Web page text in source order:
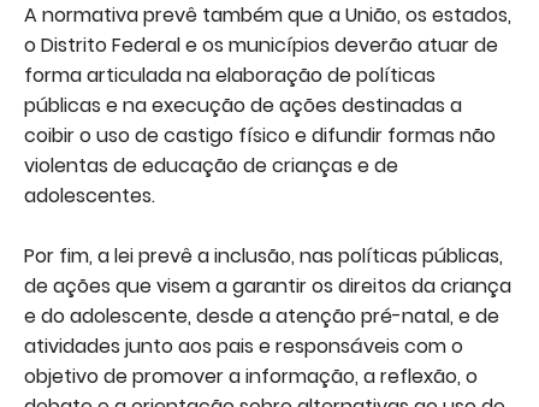
A normativa prevê também que a União, os estados,
o Distrito Federal e os municípios deverão atuar de
forma articulada na elaboração de políticas
públicas e na execução de ações destinadas a
coibir o uso de castigo físico e difundir formas não
violentas de educação de crianças e de
adolescentes.
Por fim, a lei prevê a inclusão, nas políticas públicas,
de ações que visem a garantir os direitos da criança
e do adolescente, desde a atenção pré-natal, e de
atividades junto aos pais e responsáveis com o
objetivo de promover a informação, a reflexão, o